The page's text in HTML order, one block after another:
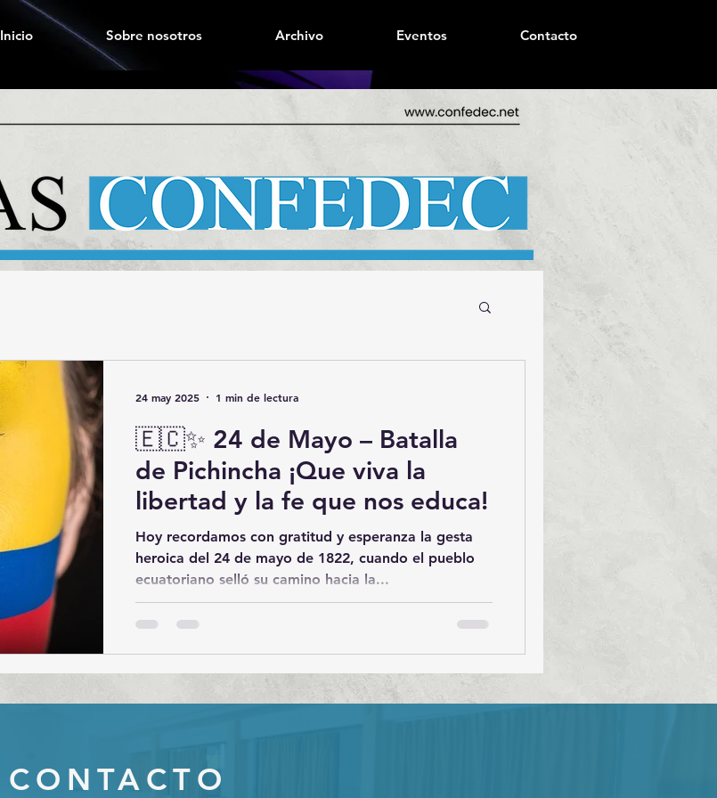
Inicio Sobre nosotros Archivo Eventos Contacto
🇪🇨✨ 24 de Mayo – Batalla
de Pichincha ¡Que viva la
libertad y la fe que nos educa!
Hoy recordamos con gratitud y esperanza la gesta
heroica del 24 de mayo de 1822, cuando el pueblo
ecuatoriano selló su camino hacia la...
24 may 2025 1 min de lectura
CONTACTO